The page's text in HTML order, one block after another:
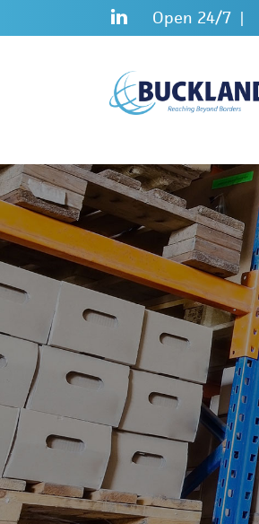
Open 24/7